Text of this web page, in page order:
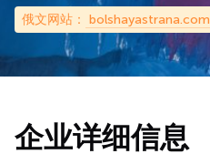
俄文网站： bolshayastrana.com
企业详细信息